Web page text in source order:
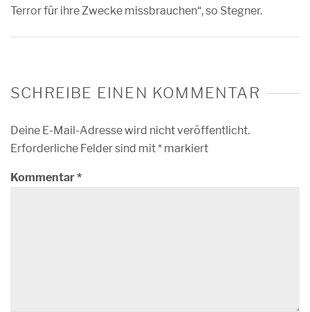
Terror für ihre Zwecke missbrauchen“, so Stegner.
SCHREIBE EINEN KOMMENTAR
Deine E-Mail-Adresse wird nicht veröffentlicht.
Erforderliche Felder sind mit* markiert
Kommentar*